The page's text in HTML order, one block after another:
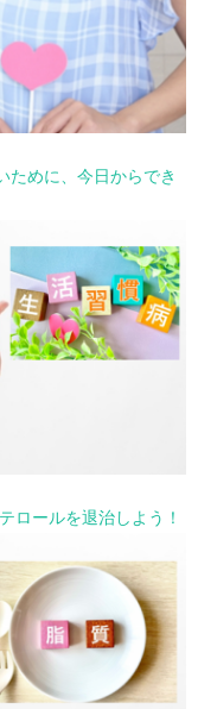
ために、今日からでき
ロールを退治しよう！